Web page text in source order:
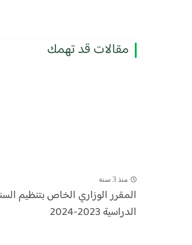
مقالات قد تهمك
منذ 3 سنة
المقرر الوزاري الخاص بتنظيم
الدراسية 2023-2024